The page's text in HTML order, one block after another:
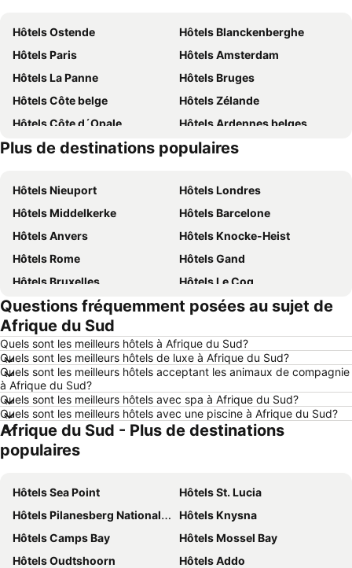
Hôtels Ostende
Hôtels Blanckenberghe
Hôtels Paris
Hôtels Amsterdam
Hôtels La Panne
Hôtels Bruges
Hôtels Côte belge
Hôtels Zélande
Hôtels Côte d´Opale
Hôtels Ardennes belges
Hôtels Belgique
Hôtels Majorque
Plus de destinations populaires
Hôtels Nieuport
Hôtels Londres
Hôtels Middelkerke
Hôtels Barcelone
Hôtels Anvers
Hôtels Knocke-Heist
Hôtels Rome
Hôtels Gand
Hôtels Bruxelles
Hôtels Le Coq
Hôtels Rotterdam
Hôtels Hasselt
Hôtels Le Touquet-Paris-Plage
Hôtels Dunkerque
Hôtels Málaga
Hôtels Maastricht
Hôtels La Haye
Hôtels Boulogne-sur-Mer
Hôtels Luxembourg
Hôtels Espagne
Hôtels Ténérife
Hôtels France
Hôtels Ibiza
Hôtels Pays-Bas
Hôtels Lac de Garde
Hôtels Crète
Hôtels Île de Rhodes
Hôtels Malte
Hôtels Costa Brava
Hôtels Bretagne
Hôtels Grèce
Questions fréquemment posées au sujet de
Afrique du Sud
Quels sont les meilleurs hôtels à Afrique du Sud?
Quels sont les meilleurs hôtels de luxe à Afrique du Sud?
Quels sont les meilleurs hôtels acceptant les animaux de compagnie
à Afrique du Sud?
Quels sont les meilleurs hôtels avec spa à Afrique du Sud?
Quels sont les meilleurs hôtels avec une piscine à Afrique du Sud?
Afrique du Sud - Plus de destinations
populaires
Hôtels Sea Point
Hôtels St. Lucia
Hôtels Pilanesberg National Park
Hôtels Knysna
Hôtels Camps Bay
Hôtels Mossel Bay
Hôtels Oudtshoorn
Hôtels Addo